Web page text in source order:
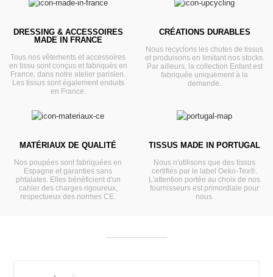
DRESSING & ACCESSOIRES
MADE IN FRANCE
Tous nos vêtements et accessoires
en tissu sont conçus et fabriqués en
France, dans notre atelier parisien.
Les tissus sont également enduits
en France.
CRÉATIONS DURABLES
Nous recyclons les chutes de tissus
et produisons en limitant nos stocks.
Par ailleurs, la collection Enfant est
fabriquée uniquement à la
demande.
MATÉRIAUX DE QUALITÉ
Nos poupées sont fabriquées en
Espagne et garanties sans
phtalates. Elles bénéficient d'un
cahier des charges rigoureux,
respectueux des normes CE.
TISSUS MADE IN PORTUGAL
Nous n'utilisons que des tissus
certifiés par le label Oeko-Tex®.
L'attention portée au choix de nos
fournisseurs est primordiale pour
nous.